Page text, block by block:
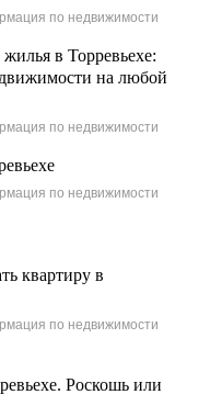
по недвижимости
в Торревьехе:
на любой
по недвижимости
по недвижимости
квартиру в
по недвижимости
Роскошь или